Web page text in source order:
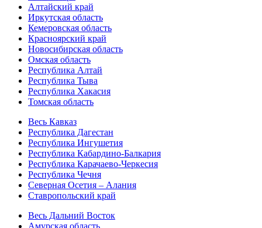
Алтайский край
Иркутская область
Кемеровская область
Красноярский край
Новосибирская область
Омская область
Республика Алтай
Республика Тыва
Республика Хакасия
Томская область
Весь Кавказ
Республика Дагестан
Республика Ингушетия
Республика Кабардино-Балкария
Республика Карачаево-Черкесия
Республика Чечня
Северная Осетия – Алания
Ставропольский край
Весь Дальний Восток
Амурская область